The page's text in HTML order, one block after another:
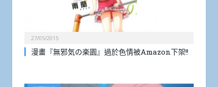
27/05/2015
漫畫『無邪気の楽園』過於色情被Amazon下架!!